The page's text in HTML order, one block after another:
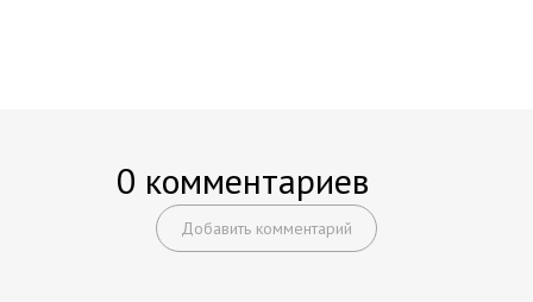
0 комментариев
Добавить комментарий